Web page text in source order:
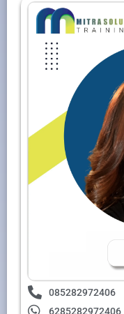
085282972406
6285282972406